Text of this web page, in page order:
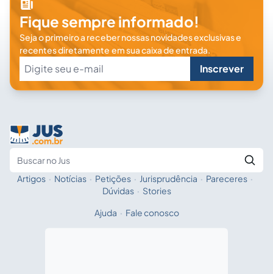
Fique sempre informado!
Seja o primeiro a receber nossas novidades exclusivas e
recentes diretamente em sua caixa de entrada.
Inscrever
Fale com a IA
Artigos · Notícias · Petições · Jurisprudência · Pareceres ·
Dúvidas · Stories
Ajuda · Fale conosco